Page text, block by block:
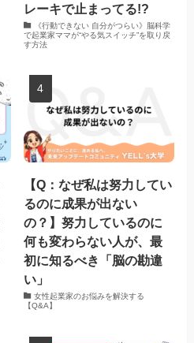
レーキで止まってる!?
《行動できない 自分がつらい》脳科学
で起業家ママが“やる気スイッチ”を取り戻
す方法
【Q：なぜ私は努力してい
るのに成果が出ない
の？】努力しているのに
何も変わらない人が、最
初に知るべき「脳の勘違
い」
女性起業家のお悩みを解決する
【Q&A】